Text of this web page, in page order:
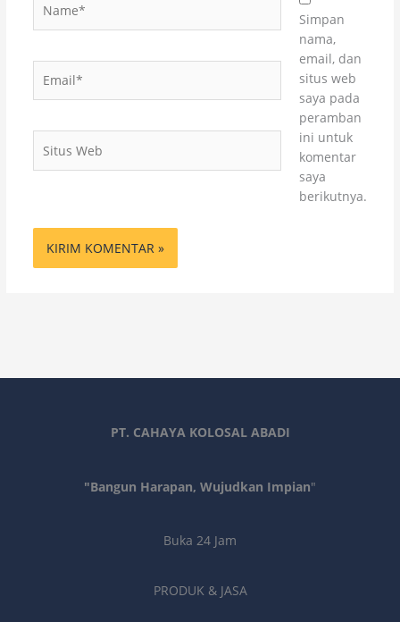
Web
Simpan
nama,
email, dan
situs web
saya pada
peramban
ini untuk
komentar
saya
berikutnya.
PT. CAHAYA KOLOSAL ABADI
"Bangun Harapan, Wujudkan Impian"
Buka 24 Jam
PRODUK & JASA